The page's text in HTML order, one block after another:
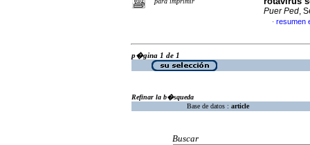
Puer Ped,
· resumen
p�gina 1 de 1
Refinar la b�squeda
Base de datos : article
Buscar